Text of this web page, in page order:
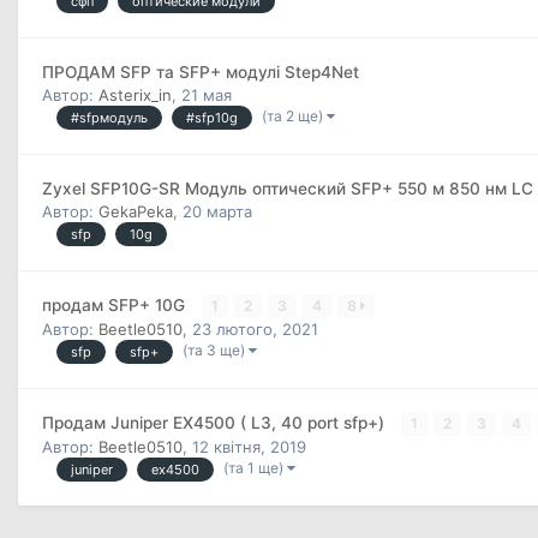
ПРОДАМ SFP та SFP+ модулі Step4Net
Автор: Asterix_in, 21 мая
#sfpмодуль #sfp10g (та 2 ще)
Zyxel SFP10G-SR Модуль оптический SFP+ 550 м 850 нм LC
Автор: GekaPeka, 20 марта
sfp 10g
продам SFP+ 10G 1 2 3 4 8
Автор: Beetle0510, 23 лютого, 2021
sfp sfp+ (та 3 ще)
Продам Juniper EX4500 ( L3, 40 port sfp+) 1 2 3 4
Автор: Beetle0510, 12 квітня, 2019
juniper ex4500 (та 1 ще)